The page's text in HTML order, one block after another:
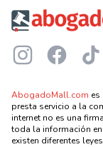
InstagramFacebookTikTok
AbogadoMall.com
presta servicio a la
internet no es una
toda la información
existen diferentes